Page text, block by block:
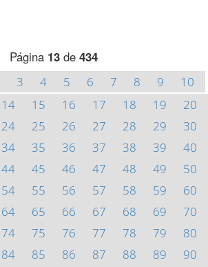
Página 13 de 434
3 4 5 6 7 8 9
10
14 15 16 17 18 19
20
24 25 26 27 28 29
30
34 35 36 37 38 39
40
44 45 46 47 48 49
50
54 55 56 57 58 59
60
64 65 66 67 68 69
70
74 75 76 77 78 79
80
84 85 86 87 88 89
90